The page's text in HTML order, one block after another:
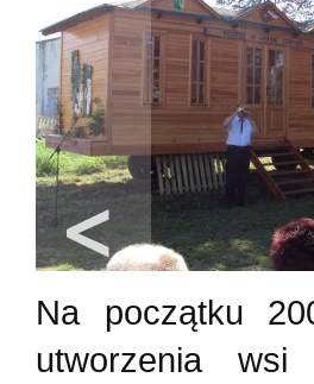
Na początku
utworzenia wsi